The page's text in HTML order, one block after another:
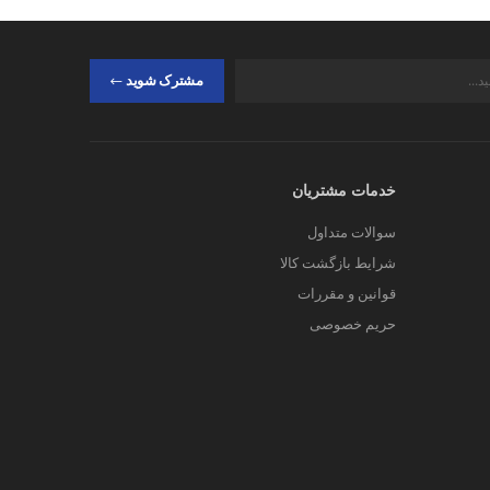
مشترک شوید
خدمات مشتریان
سوالات متداول
شرایط بازگشت کالا
قوانین و مقررات
حریم خصوصی